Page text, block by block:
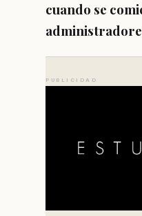
cuando se
PUBLICIDAD